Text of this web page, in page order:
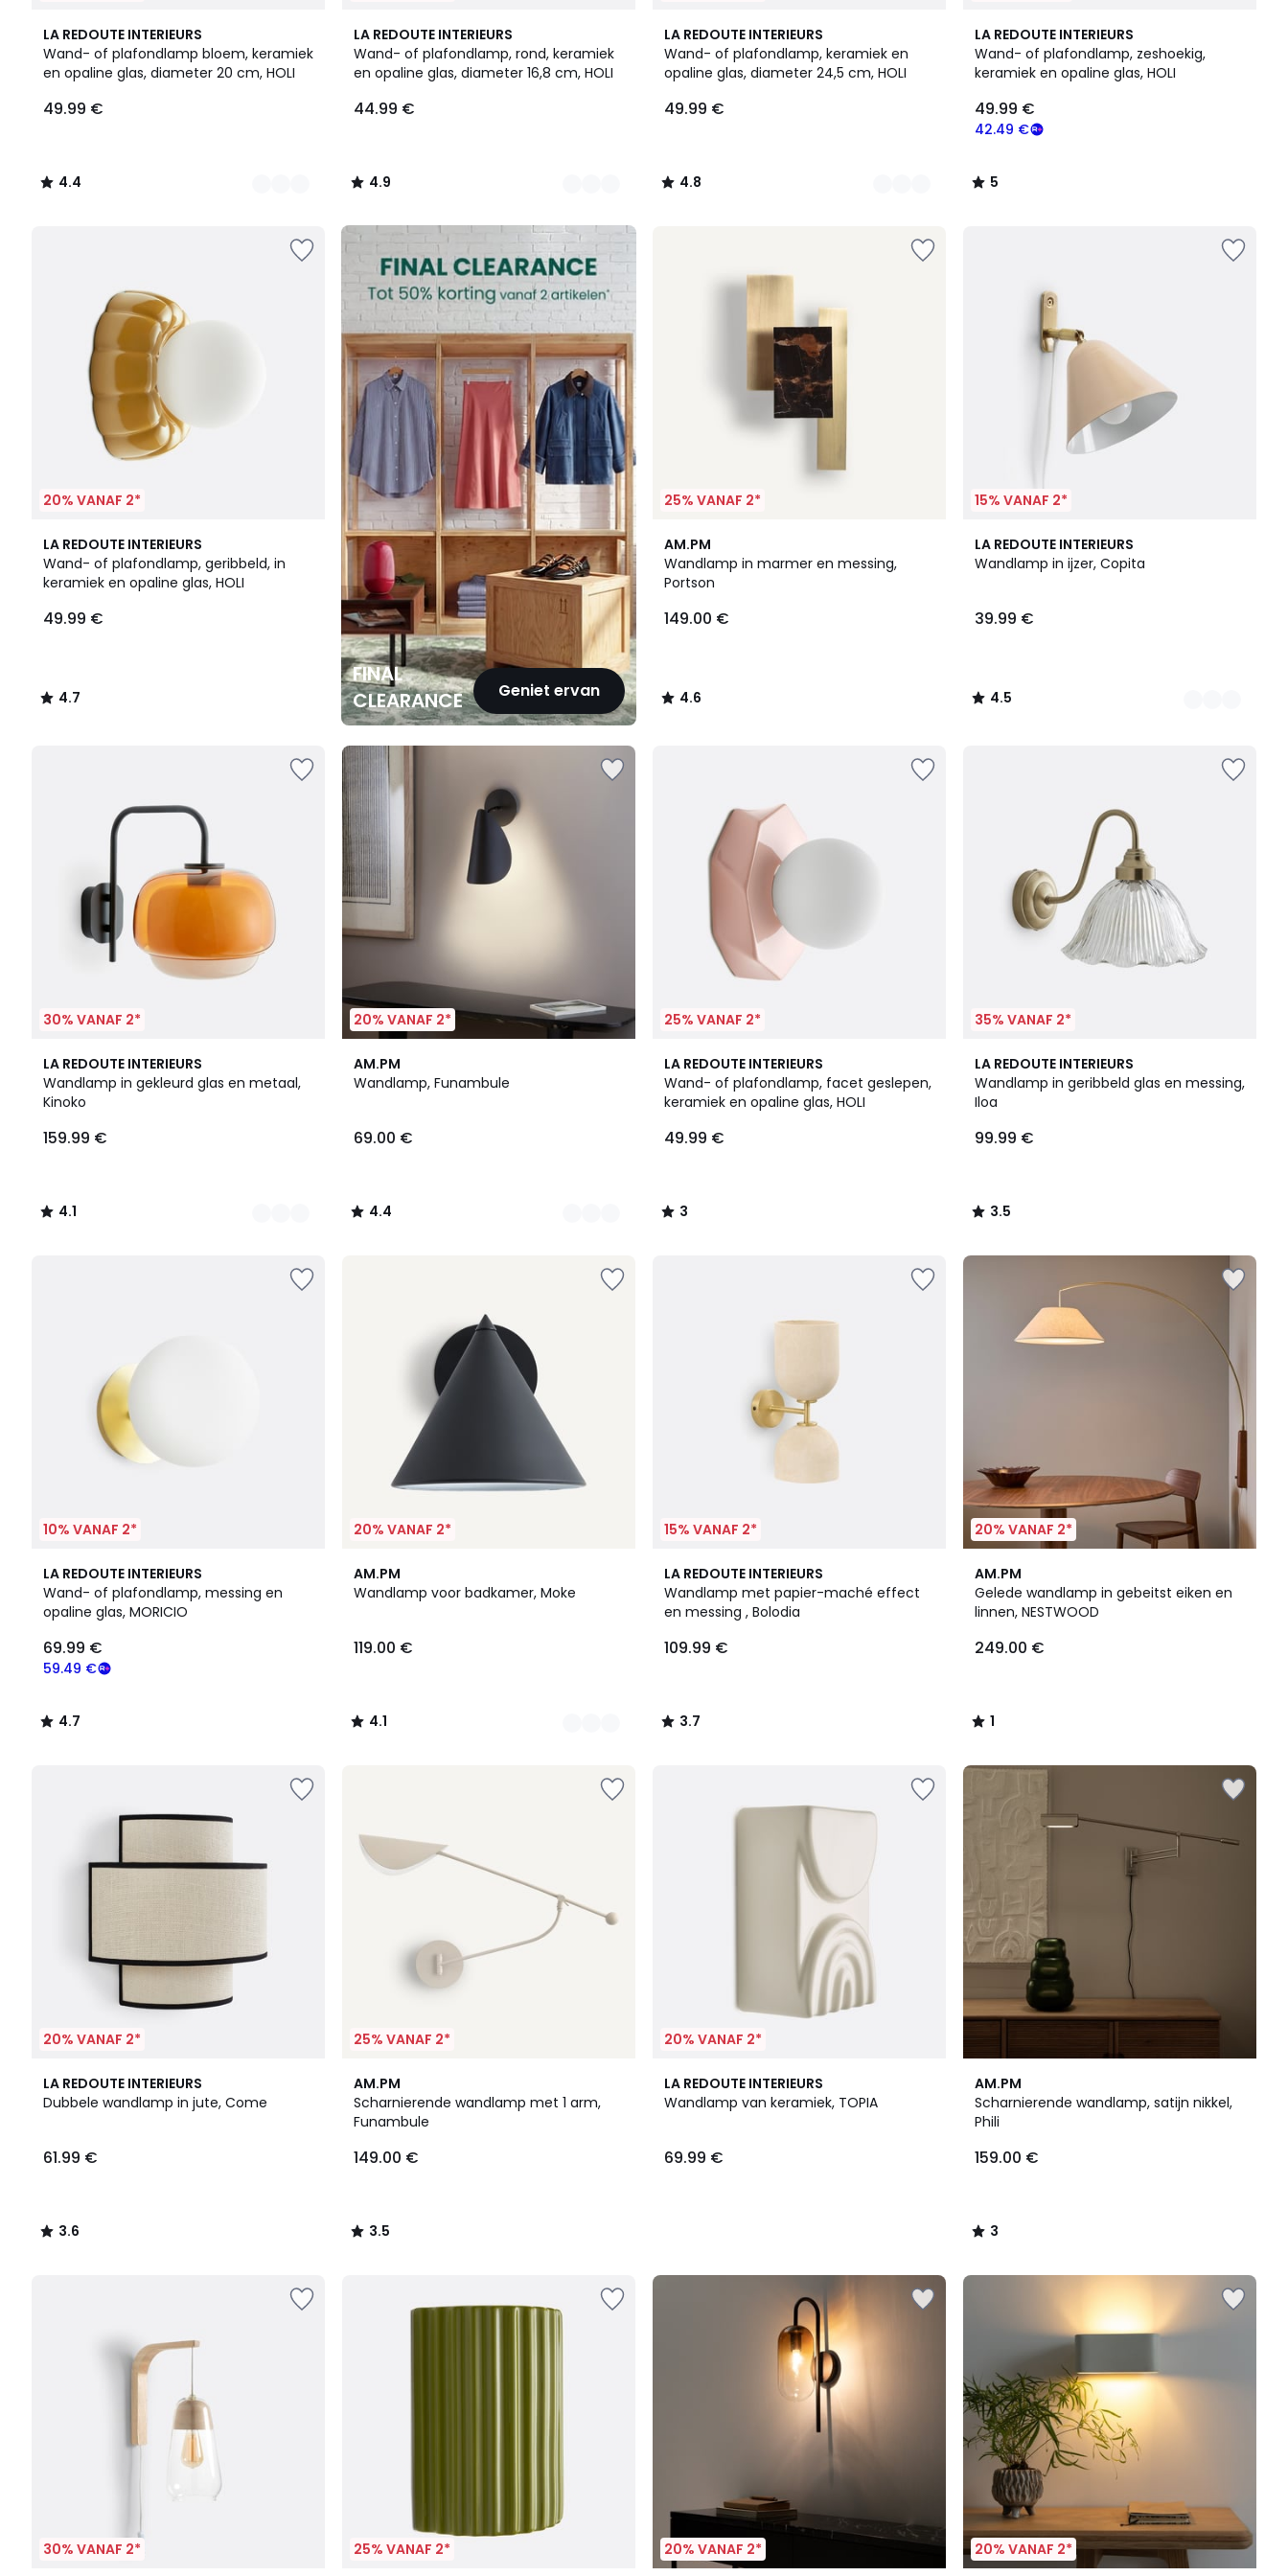
LA REDOUTE INTERIEURS
Wand- of plafondlamp bloem, keramiek
en opaline glas, diameter 20 cm, HOLI
€.
49.99 €
4.4
/ 5
4
Kleuren
4.4
/
LA REDOUTE INTERIEURS
Wand- of plafondlamp, rond, keramiek
en opaline glas, diameter 16,8 cm, HOLI
44.99 €
4.9
/ 5
4
Kleuren
4.9
/
LA REDOUTE INTERIEURS
Wand- of plafondlamp, keramiek en
opaline glas, diameter 24,5 cm, HOLI
49.99 €
4.8
/ 5
4
Kleuren
4.8
/
LA REDOUTE INTERIEURS
Wand- of plafondlamp, zeshoekig,
keramiek en opaline glas, HOLI
42.49 €
49.99 €
5
/
5
5
/
20% VANAF 2*
LA REDOUTE INTERIEURS
Wand- of plafondlamp, geribbeld, in
keramiek en opaline glas, HOLI
49.99 €
4.7
/ 5
4.7
/
FINAL
CLEARANCE
Geniet ervan
FINAL
CLEARANCE
25% VANAF 2*
AM.PM
Wandlamp in marmer en messing,
Portson
149.00 €
4.6
/ 5
4.6
/
15% VANAF 2*
LA REDOUTE INTERIEURS
Wandlamp in ijzer, Copita
39.99 €
4.5
/ 5
7
Kleuren
4.5
/
30% VANAF 2*
LA REDOUTE INTERIEURS
Wandlamp in gekleurd glas en metaal,
Kinoko
159.99 €
4.1
/ 5
3
Kleuren
4.1
/
20% VANAF 2*
AM.PM
Wandlamp, Funambule
69.00 €
4.4
/ 5
2
Kleuren
4.4
/
25% VANAF 2*
LA REDOUTE INTERIEURS
Wand- of plafondlamp, facet geslepen,
keramiek en opaline glas, HOLI
49.99 €
3
/
5
3
/
35% VANAF 2*
LA REDOUTE INTERIEURS
Wandlamp in geribbeld glas en messing,
Iloa
99.99 €
3.5
/ 5
3.5
/
10% VANAF 2*
LA REDOUTE INTERIEURS
Wand- of plafondlamp, messing en
opaline glas, MORICIO
59.49 €
69.99 €
4.7
/ 5
4.7
/
20% VANAF 2*
AM.PM
Wandlamp voor badkamer, Moke
119.00 €
4.1
/ 5
2
Kleuren
4.1
/
15% VANAF 2*
LA REDOUTE INTERIEURS
Wandlamp met papier-maché effect
en messing , Bolodia
109.99 €
3.7
/ 5
3.7
/
20% VANAF 2*
AM.PM
Gelede wandlamp in gebeitst eiken en
linnen, NESTWOOD
249.00 €
1
/
5
1
/
20% VANAF 2*
LA REDOUTE INTERIEURS
Dubbele wandlamp in jute, Come
61.99 €
3.6
/ 5
3.6
/
25% VANAF 2*
AM.PM
Scharnierende wandlamp met 1 arm,
Funambule
149.00 €
3.5
/ 5
3.5
/
20% VANAF 2*
LA REDOUTE INTERIEURS
Wandlamp van keramiek, TOPIA
69.99 €
AM.PM
Scharnierende wandlamp, satijn nikkel,
Phili
159.00 €
3
/
5
3
/
30% VANAF 2* 25% VANAF 2* 20% VANAF 2* 20% VANAF 2*